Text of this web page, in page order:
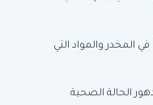
المخدر والمواد التي
الحالة الصحية